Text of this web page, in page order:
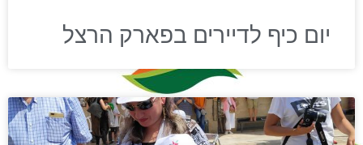
יום כיף לדיירים בפארק הרצל